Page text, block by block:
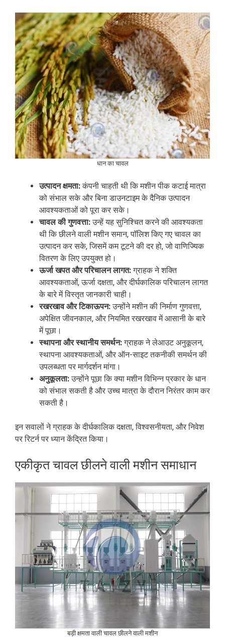
धान का चावल
उत्पादन क्षमता:कंपनी चाहती थी कि मशीन पीक कटाई मात्रा
को संभाल सके और बिना डाउनटाइम के दैनिक उत्पादन
आवश्यकताओं को पूरा कर सके।
चावल की गुणवत्ता:उन्हें यह सुनिश्चित करने की आवश्यकता
थी कि छीलने वाली मशीन समान, पॉलिश किए गए चावल का
उत्पादन कर सके, जिसमें कम टूटने की दर हो, जो वाणिज्यिक
वितरण के लिए उपयुक्त हो।
ऊर्जा खपत और परिचालन लागत:ग्राहक ने शक्ति
आवश्यकताओं, ऊर्जा दक्षता, और दीर्घकालिक परिचालन लागत
के बारे में विस्तृत जानकारी चाही।
रखरखाव और टिकाऊपन:उन्होंने मशीन की निर्माण गुणवत्ता,
अपेक्षित जीवनकाल, और नियमित रखरखाव में आसानी के बारे
में पूछा।
स्थापना और स्थानीय समर्थन:ग्राहक ने लेआउट अनुकूलन,
स्थापना आवश्यकताओं, और ऑन-साइट तकनीकी समर्थन की
उपलब्धता पर मार्गदर्शन मांगा।
अनुकूलता:उन्होंने पूछा कि क्या मशीन विभिन्न प्रकार के धान
को संभाल सकती है और उच्च मात्रा के दौरान निरंतर काम कर
सकती है।
इन सवालों ने ग्राहक के दीर्घकालिक दक्षता, विश्वसनीयता, और निवेश
पर रिटर्न पर ध्यान केंद्रित किया।
एकीकृत चावल छीलने वाली मशीन समाधान
बड़ी क्षमता वाली चावल छीलने वाली मशीन